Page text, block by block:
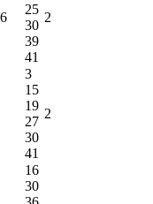
25
30
39
41
2
3
15
19
27
30
41
2
16
30